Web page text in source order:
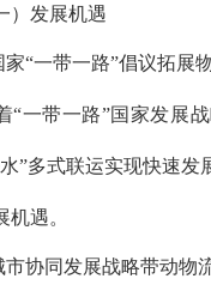
发展机遇
一带一路”倡议拓展
“一带一路”国家发展
”多式联运实现快速
机遇。
同发展战略带动物